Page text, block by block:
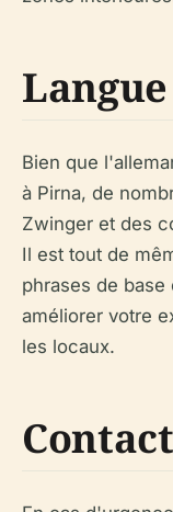
Langue
Bien que
à Pirna, de
Zwinger et des
Il est tout de
phrases de
améliorer votre
les locaux.